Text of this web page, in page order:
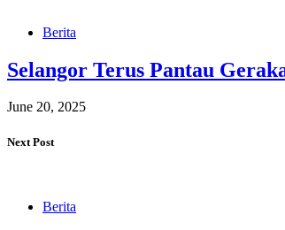
Berita
Selangor Terus Pantau
June 20, 2025
Next Post
Berita